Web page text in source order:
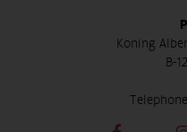
Koning
B-